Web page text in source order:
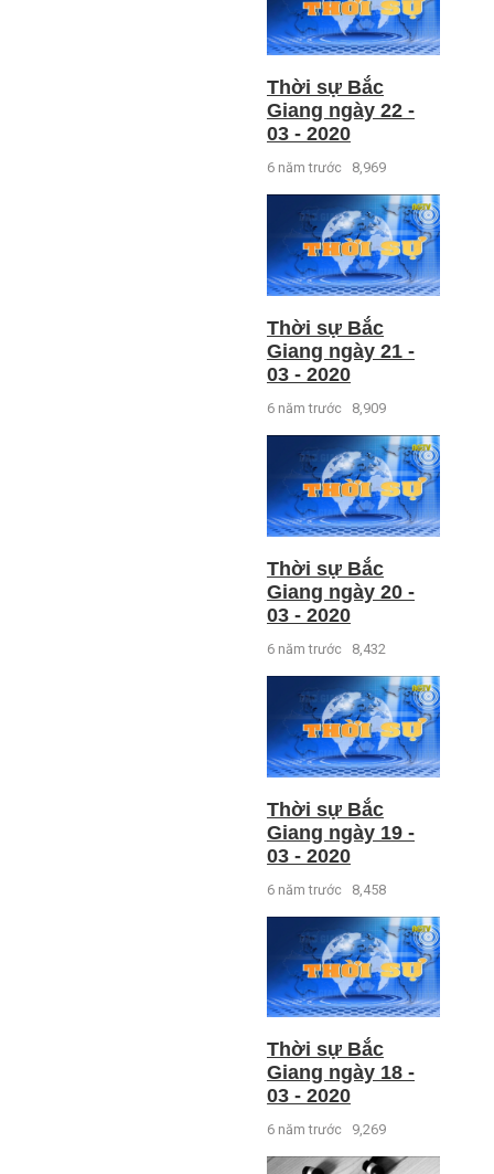
Thời sự Bắc
Giang ngày 22 -
03 - 2020
6 năm trước 8,969
Thời sự Bắc
Giang ngày 21 -
03 - 2020
6 năm trước 8,909
Thời sự Bắc
Giang ngày 20 -
03 - 2020
6 năm trước 8,432
Thời sự Bắc
Giang ngày 19 -
03 - 2020
6 năm trước 8,458
Thời sự Bắc
Giang ngày 18 -
03 - 2020
6 năm trước 9,269